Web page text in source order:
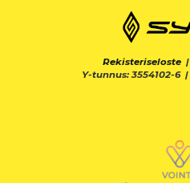
Rekisteriseloste |
Y-tunnus: 3554102-6 |